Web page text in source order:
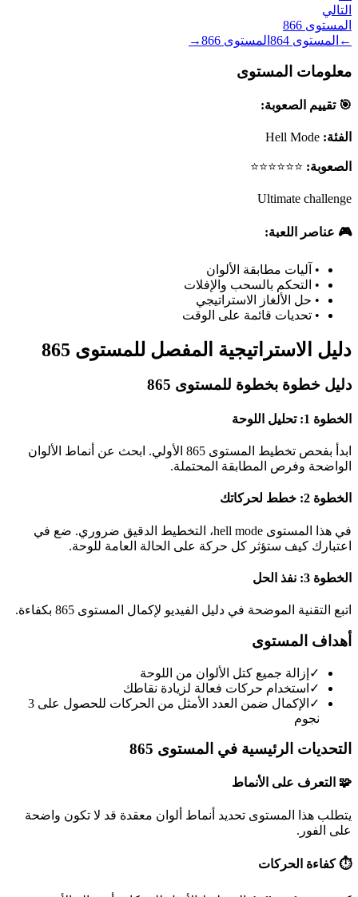
التالي
المستوى 866
← المستوى 864 المستوى 866
→
معلومات المستوى
🎯 تقييم الصعوبة:
الفئة: Hell Mode
الصعوبة: ⭐⭐⭐⭐⭐⭐
Ultimate challenge
🎮 عناصر اللعبة:
• آليات مطابقة الألوان
• التحكم بالسحب والإفلات
• حل الألغاز الاستراتيجي
• تحديات قائمة على الوقت
دليل الاستراتيجية المفصل للمستوى 865
دليل خطوة بخطوة للمستوى 865
الخطوة 1: تحليل اللوحة
ابدأ بفحص تخطيط المستوى 865 الأولي. ابحث عن أنماط الألوان
الواضحة وفرص المطابقة المحتملة.
الخطوة 2: خطط لحركاتك
في هذا المستوى hell mode، التخطيط الدقيق ضروري. ضع في
اعتبارك كيف ستؤثر كل حركة على الحالة العامة للوحة.
الخطوة 3: نفذ الحل
اتبع التقنية الموضحة في دليل الفيديو لإكمال المستوى 865 بكفاءة.
أهداف المستوى
✓ إزالة جميع كتل الألوان من اللوحة
✓ استخدام حركات فعالة لزيادة نقاطك
✓
الإكمال ضمن العدد الأمثل من الحركات للحصول على 3
نجوم
التحديات الرئيسية في المستوى 865
🧩 التعرف على الأنماط
يتطلب هذا المستوى تحديد أنماط ألوان معقدة قد لا تكون واضحة
على الفور.
⏱️ كفاءة الحركات